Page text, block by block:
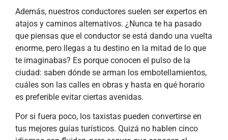
Además, nuestros conductores suelen ser expertos en
atajos y caminos alternativos. ¿Nunca te ha pasado
que piensas que el conductor se está dando una vuelta
enorme, pero llegas a tu destino en la mitad de lo que
te imaginabas? Es porque conocen el pulso de la
ciudad: saben dónde se arman los embotellamientos,
cuáles son las calles en obras y hasta en qué horario
es preferible evitar ciertas avenidas.
Por si fuera poco, los taxistas pueden convertirse en
tus mejores guías turísticos. Quizá no hablen cinco